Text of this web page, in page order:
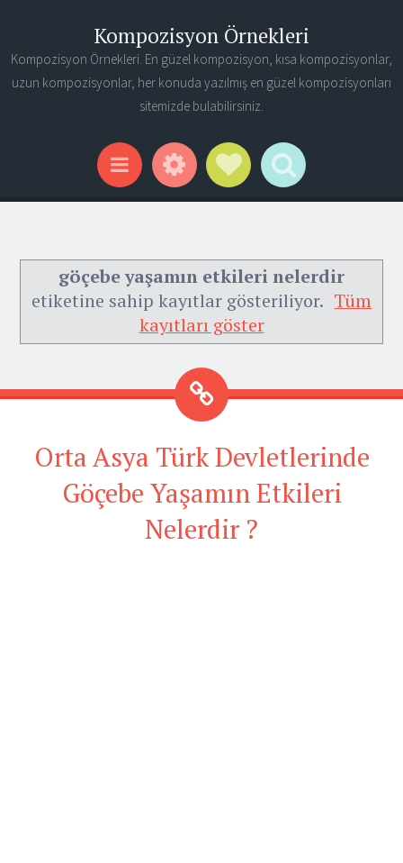
Kompozisyon Örnekleri
Kompozisyon Örnekleri. En güzel kompozisyon, kısa kompozisyonlar,
uzun kompozisyonlar, her konuda yazılmış en güzel kompozisyonları
sitemizde bulabilirsiniz.
Menu WidgetsSocial Links
Search
göçebe yaşamın etkileri nelerdir
etiketine sahip kayıtlar gösteriliyor. Tüm
kayıtları göster
Orta Asya Türk Devletlerinde
Göçebe Yaşamın Etkileri
Nelerdir ?